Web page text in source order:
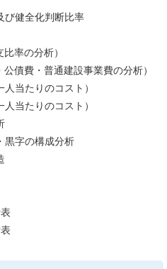
び健全化判断比率
率の分析）
債費・普通建設事業費の分析）
当たりのコスト）
当たりのコスト）
黒字の構成分析